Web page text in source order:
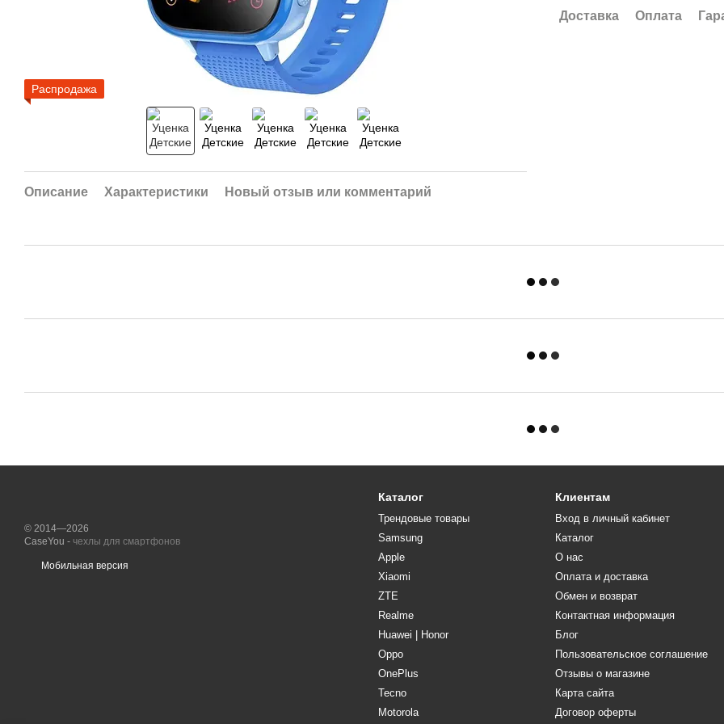
Распродажа
Описание Характеристики Новый отзыв или комментарий
Доставка Оплата
© 2014—2026
CaseYou - чехлы для смартфонов
Мобильная версия
Каталог
Трендовые товары
Samsung
Apple
Xiaomi
ZTE
Realme
Huawei | Honor
Oppo
OnePlus
Tecno
Motorola
Клиентам
Вход в личный кабинет
Каталог
О нас
Оплата и доставка
Обмен и возврат
Контактная информация
Блог
Пользовательское соглашение
Отзывы о магазине
Карта сайта
Договор оферты